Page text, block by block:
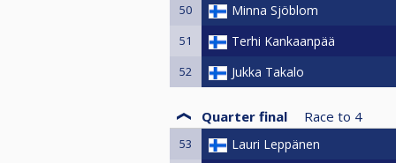
50 Minna Sjöblom
51 Terhi Kankaanpää
52 Jukka Takalo
Quarter final Race to 4
53 Lauri Leppänen